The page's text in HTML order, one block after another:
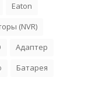
Eaton
(NVR)
Адаптер
Батарея